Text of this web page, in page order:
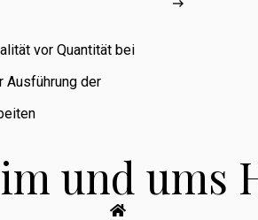
vor Quantität bei
Ausführung der
und ums